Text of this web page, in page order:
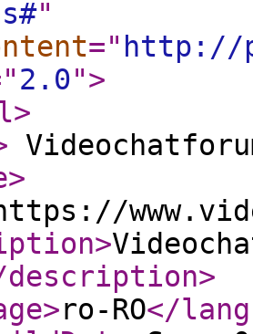
"
=" http://
2.0">
>
>
>
description>
>ro-RO</